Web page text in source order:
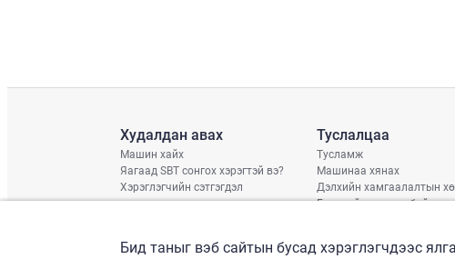
Худалдан авах
Машин хайх
Яагаад SBT сонгох хэрэгтэй вэ?
Хэрэглэгчийн сэтгэгдэл
Туслалцаа
Тусламж
Машинаа хянах
Дэлхийн хамгаалалтын
Гэмтлийн нөхцөл
Бид таныг вэб сайтын бусад хэрэглэгчдээс